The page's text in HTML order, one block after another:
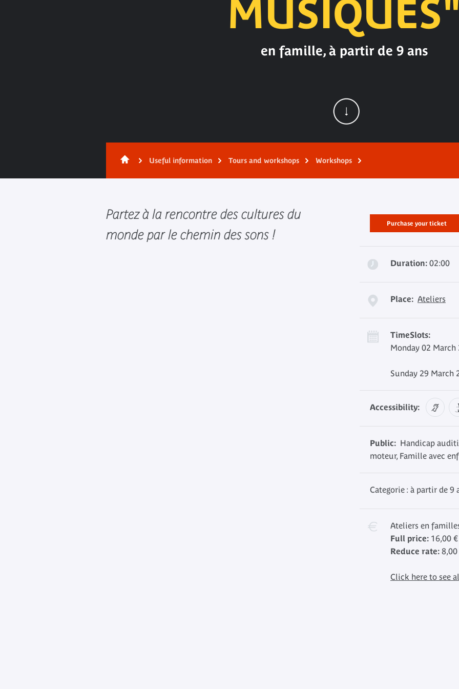
en famille, à partir de 9 ans
Useful information Tours and workshops Workshops
Partez à la rencontre des cultures du
monde par le chemin des sons !
Purchase your ticket
Duration: 02:00
Place: Ateliers
TimeSlots:
Monday 02
Sunday 29 March
Accessibility:
Public: Handicap
moteur, Famille avec
Categorie : à partir de 9
Ateliers en
Full price: 16,00 €
Reduce rate: 8,00
Click here to see